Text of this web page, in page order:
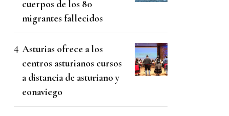
cuerpos de los 80
migrantes fallecidos
Asturias ofrece a los
centros asturianos cursos
a distancia de asturiano y
eonaviego